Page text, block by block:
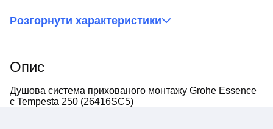
Розгорнути характеристики
Опис
Душова система прихованого монтажу Grohe Essence
c Tempesta 250 (26416SC5)